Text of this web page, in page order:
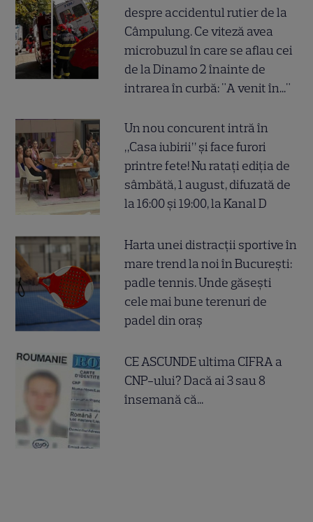
despre accidentul rutier de la
Câmpulung. Ce viteză avea
microbuzul în care se aflau cei
de la Dinamo 2 înainte de
intrarea în curbă: "A venit în..."
Un nou concurent intră în
„Casa iubirii” și face furori
printre fete! Nu ratați ediția de
sâmbătă, 1 august, difuzată de
la 16:00 și 19:00, la Kanal D
Harta unei distracții sportive în
mare trend la noi în București:
padle tennis. Unde găsești
cele mai bune terenuri de
padel din oraș
CE ASCUNDE ultima CIFRA a
CNP-ului? Dacă ai 3 sau 8
însemană că...